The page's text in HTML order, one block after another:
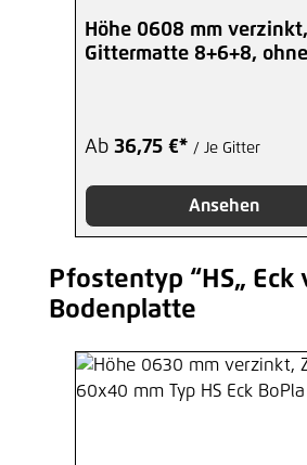
Höhe 0608 mm verzinkt,
Gittermatte 8+6+8,
Ab 36,75 €* / Je Gitter
Ansehen
Produktgalerie überspringen
Pfostentyp “HS„ Eck
Bodenplatte